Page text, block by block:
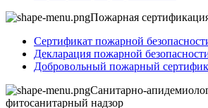
Пожарная
Сертификат пожарной
Декларация пожарной
Добровольный пожарный
Санитарно-
фитосанитарный надзор